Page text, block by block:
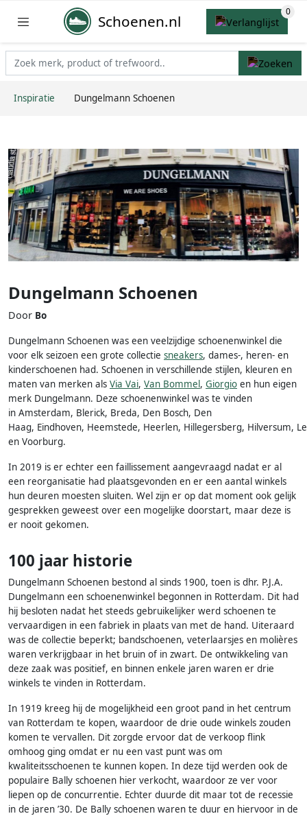
Schoenen.nl
Inspiratie Dungelmann Schoenen
Dungelmann Schoenen
Door Bo
Dungelmann Schoenen was een veelzijdige schoenenwinkel die
voor elk seizoen een grote collectie sneakers, dames-, heren- en
kinderschoenen had. Schoenen in verschillende stijlen, kleuren en
maten van merken als Via Vai, Van Bommel, Giorgio en hun eigen
merk Dungelmann. Deze schoenenwinkel was te vinden
in Amsterdam, Blerick, Breda, Den Bosch, Den
Haag, Eindhoven, Heemstede, Heerlen, Hillegersberg, Hilversum,
en Voorburg.
In 2019 is er echter een faillissement aangevraagd nadat er al
een reorganisatie had plaatsgevonden en er een aantal winkels
hun deuren moesten sluiten. Wel zijn er op dat moment ook gelijk
gesprekken geweest over een mogelijke doorstart, maar deze is
er nooit gekomen.
100 jaar historie
Dungelmann Schoenen bestond al sinds 1900, toen is dhr. P.J.A.
Dungelmann een schoenenwinkel begonnen in Rotterdam. Dit had
hij besloten nadat het steeds gebruikelijker werd schoenen te
vervaardigen in een fabriek in plaats van met de hand. Uiteraard
was de collectie beperkt; bandschoenen, veterlaarsjes en molières
waren verkrijgbaar in het bruin of in zwart. De ontwikkeling van
deze zaak was positief, en binnen enkele jaren waren er drie
winkels te vinden in Rotterdam.
In 1919 kreeg hij de mogelijkheid een groot pand in het centrum
van Rotterdam te kopen, waardoor de drie oude winkels zouden
komen te vervallen. Dit zorgde ervoor dat de verkoop flink
omhoog ging omdat er nu een vast punt was om
kwaliteitsschoenen te kunnen kopen. In deze tijd werden ook de
populaire Bally schoenen hier verkocht, waardoor ze ver voor
liepen op de concurrentie. Echter duurde dit maar tot de recessie
in de jaren ’30. De Bally schoenen waren te duur en hiervoor in de